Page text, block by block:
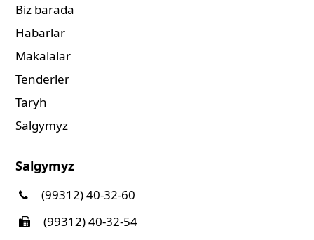
Biz barada
Habarlar
Makalalar
Tenderler
Taryh
Salgymyz
Salgymyz
(99312) 40-32-60
(99312) 40-32-54